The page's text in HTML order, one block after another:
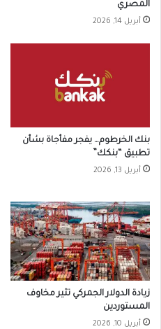
المصري
أبريل 14, 2026
بنك الخرطوم… يفجر مفأجاة بشأن
تطبيق “بنكك”
أبريل 13, 2026
زيادة الدولار الجمركي تثير مخاوف
المستوردين
أبريل 10, 2026